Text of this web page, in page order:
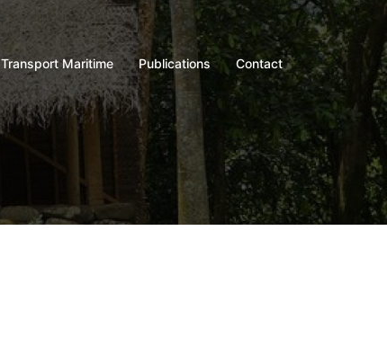
Transport Maritime Publications Contact